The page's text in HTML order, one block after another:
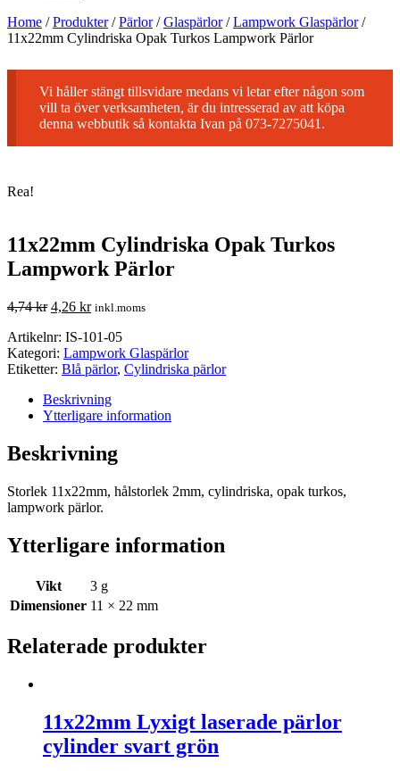
Home / Produkter / Pärlor / Glaspärlor / Lampwork Glaspärlor /
11x22mm Cylindriska Opak Turkos Lampwork Pärlor
Vi håller stängt tillsvidare medans vi letar efter någon som
vill ta över verksamheten, är du intresserad av att köpa
denna webbutik så kontakta Ivan på 073-7275041.
Rea!
11x22mm Cylindriska Opak Turkos
Lampwork Pärlor
4,74kr 4,26 kr inkl.moms
Artikelnr: IS-101-05
Kategori: Lampwork Glaspärlor
Etiketter: Blå pärlor, Cylindriska pärlor
Beskrivning
Ytterligare information
Beskrivning
Storlek 11x22mm, hålstorlek 2mm, cylindriska, opak turkos,
lampwork pärlor.
Ytterligare information
Vikt
3 g
Dimensioner 11 × 22 mm
Relaterade produkter
11x22mm Lyxigt laserade pärlor
cylinder svart grön